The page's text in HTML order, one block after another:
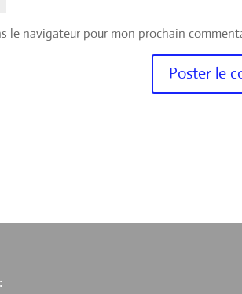
le navigateur pour mon prochain